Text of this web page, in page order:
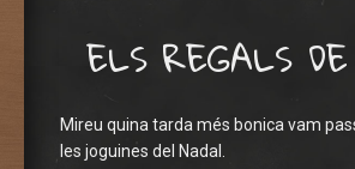
ELS REGALS
Mireu quina tarda més bonica vam
les joguines del Nadal.